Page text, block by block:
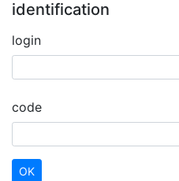
identification
login
code